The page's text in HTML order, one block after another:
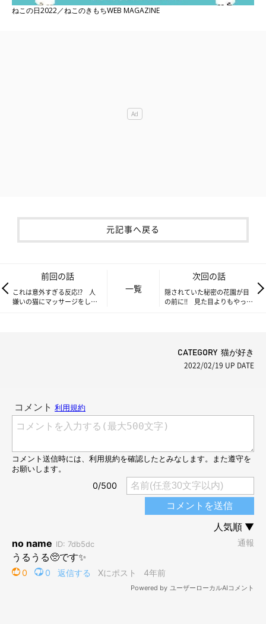
ねこの日2022／ねこのきもちWEB MAGAZINE
元記事へ戻る
前回の話
これは意外すぎる反応!? 人
嫌いの猫にマッサージをして
一覧
次回の話
隠されていた秘密の花園が目
の前に!! 見た目よりもやっぱ
CATEGORY 猫が好き
2022/02/19 UP DATE